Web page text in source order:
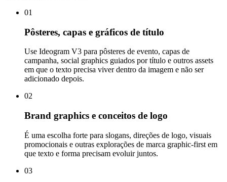
01
Pôsteres, capas e gráficos de título
Use Ideogram V3 para pôsteres de evento, capas de
campanha, social graphics guiados por título e outros assets
em que o texto precisa viver dentro da imagem e não ser
adicionado depois.
02
Brand graphics e conceitos de logo
É uma escolha forte para slogans, direções de logo, visuais
promocionais e outras explorações de marca graphic-first em
que texto e forma precisam evoluir juntos.
03